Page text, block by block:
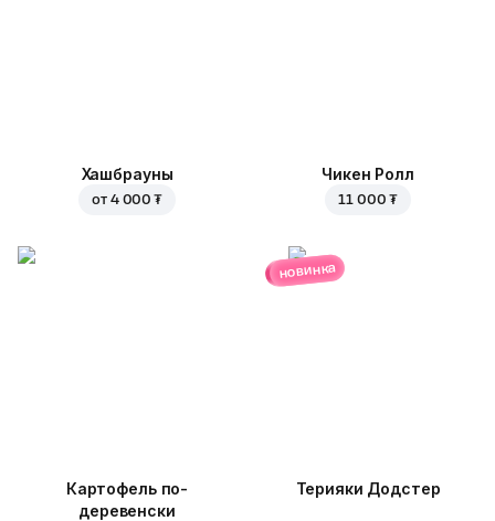
Хашбрауны
от 4 000 ₮
Чикен Ролл
11 000 ₮
Картофель по-
деревенски
новинка
Терияки Додстер